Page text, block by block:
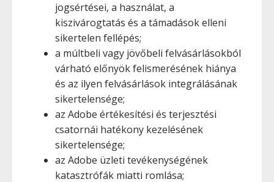
jogsértései, a használat, a
kiszivárogtatás és a támadások elleni
sikertelen fellépés;
a múltbeli vagy jövőbeli felvásárlásokból
várható előnyök felismerésének hiánya
és az ilyen felvásárlások integrálásának
sikertelensége;
az Adobe értékesítési és terjesztési
csatornái hatékony kezelésének
sikertelensége;
az Adobe üzleti tevékenységének
katasztrófák miatti romlása;